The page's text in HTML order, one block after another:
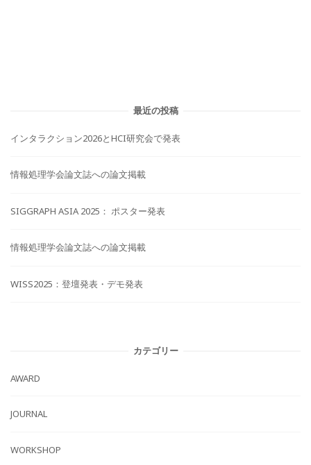
最近の投稿
インタラクション2026とHCI研究会で発表
情報処理学会論文誌への論文掲載
SIGGRAPH ASIA 2025： ポスター発表
情報処理学会論文誌への論文掲載
WISS2025：登壇発表・デモ発表
カテゴリー
AWARD
JOURNAL
WORKSHOP